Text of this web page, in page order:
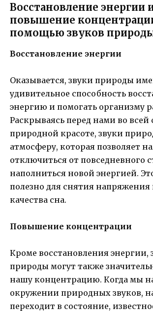
Восстановление энергии
повышение
помощью звуков
Восстановление энергии
Оказывается, звуки природы
удивительное способность
энергию и помогать организму
Раскрываясь перед нами во всей
природной красоте, звуки
атмосферу, которая позволяет
отключиться от повседневного
наполниться новой энергией.
полезно для снятия
качества сна.
Повышение концентрации
Кроме восстановления энергии,
природы могут также
нашу концентрацию. Когда мы
окружении природных звуков,
переходит в состояние,